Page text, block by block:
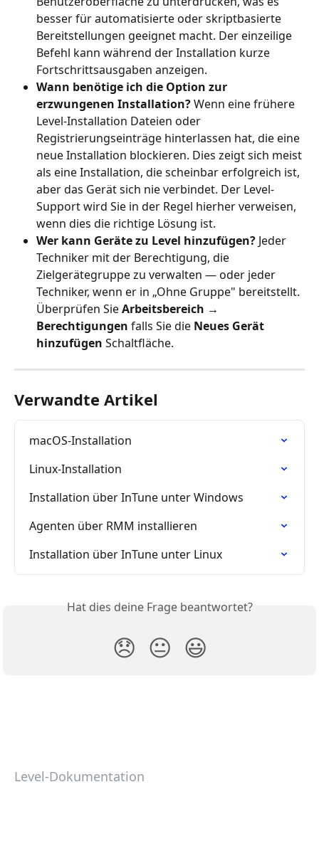
besser für automatisierte oder skriptbasierte
Bereitstellungen geeignet macht. Der einzeilige
Befehl kann während der Installation kurze
Fortschrittsausgaben anzeigen.
Wann benötige ich die Option zur
erzwungenen Installation? Wenn eine frühere
Level-Installation Dateien oder
Registrierungseinträge hinterlassen hat, die eine
neue Installation blockieren. Dies zeigt sich meist
als eine Installation, die scheinbar erfolgreich ist,
aber das Gerät sich nie verbindet. Der Level-
Support wird Sie in der Regel hierher verweisen,
wenn dies die richtige Lösung ist.
Wer kann Geräte zu Level hinzufügen? Jeder
Techniker mit der Berechtigung, die
Zielgerätegruppe zu verwalten — oder jeder
Techniker, wenn er in „Ohne Gruppe" bereitstellt.
Überprüfen Sie Arbeitsbereich →
Berechtigungen falls Sie die Neues Gerät
hinzufügen Schaltfläche.
Verwandte Artikel
macOS-Installation
Linux-Installation
Installation über InTune unter Windows
Agenten über RMM installieren
Installation über InTune unter Linux
Hat dies deine Frage beantwortet?
😞 😐 😃
Level-Dokumentation